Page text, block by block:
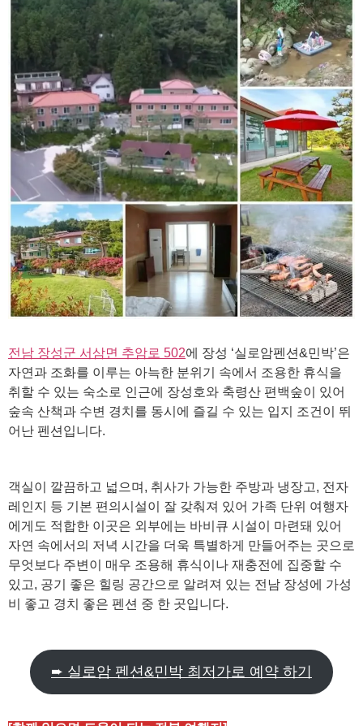
전남 장성군 서삼면 추암로 502에 장성 ‘실로암펜션&민박’은
자연과 조화를 이루는 아늑한 분위기 속에서 조용한 휴식을
취할 수 있는 숙소로 인근에 장성호와 축령산 편백숲이 있어
숲속 산책과 수변 경치를 동시에 즐길 수 있는 입지 조건이 뛰
어난 펜션입니다.
객실이 깔끔하고 넓으며, 취사가 가능한 주방과 냉장고, 전자
레인지 등 기본 편의시설이 잘 갖춰져 있어 가족 단위 여행자
에게도 적합한 이곳은 외부에는 바비큐 시설이 마련돼 있어
자연 속에서의 저녁 시간을 더욱 특별하게 만들어주는 곳으로
무엇보다 주변이 매우 조용해 휴식이나 재충전에 집중할 수
있고, 공기 좋은 힐링 공간으로 알려져 있는 전남 장성에 가성
비 좋고 경치 좋은 펜션 중 한 곳입니다.
➨ 실로암 펜션&민박 최저가로 예약 하기